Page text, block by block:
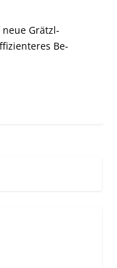
Grätzl-
Be-